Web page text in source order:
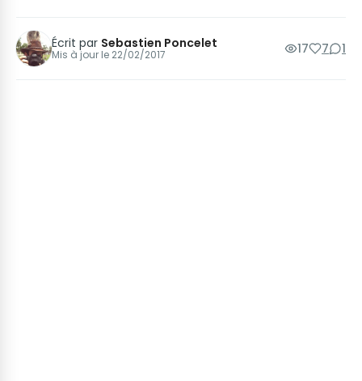
Écrit par Sebastien Poncelet
Mis à jour le 22/02/2017 17 7 1